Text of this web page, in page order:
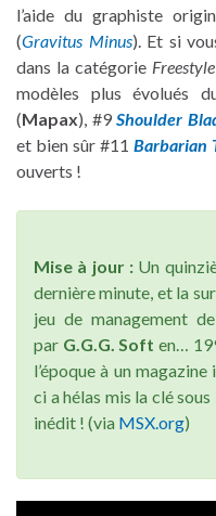
l’aide du graphiste
(Gravitus Minus). Et si
dans la catégorie Freestyle
modèles plus évolués
(Mapax), #9 Shoulder
et bien sûr #11 Barbarian
ouverts !
Mise à jour : Un
dernière minute, et la
jeu de management
par G.G.G. Soft en…
l’époque à un
ci a hélas mis la clé
inédit ! (via MSX.org)